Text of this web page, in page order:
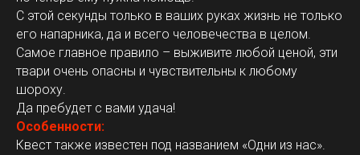
С этой секунды только в ваших руках жизнь не только
его напарника, да и всего человечества в целом.
Самое главное правило – выживите любой ценой, эти
твари очень опасны и чувствительны к любому
шороху.
Да пребудет с вами удача!
Особенности:
Квест также известен под названием «Одни из нас».